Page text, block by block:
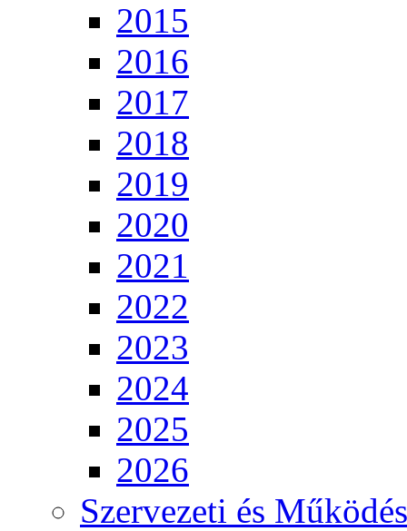
2015
2016
2017
2018
2019
2020
2021
2022
2023
2024
2025
2026
Szervezeti és